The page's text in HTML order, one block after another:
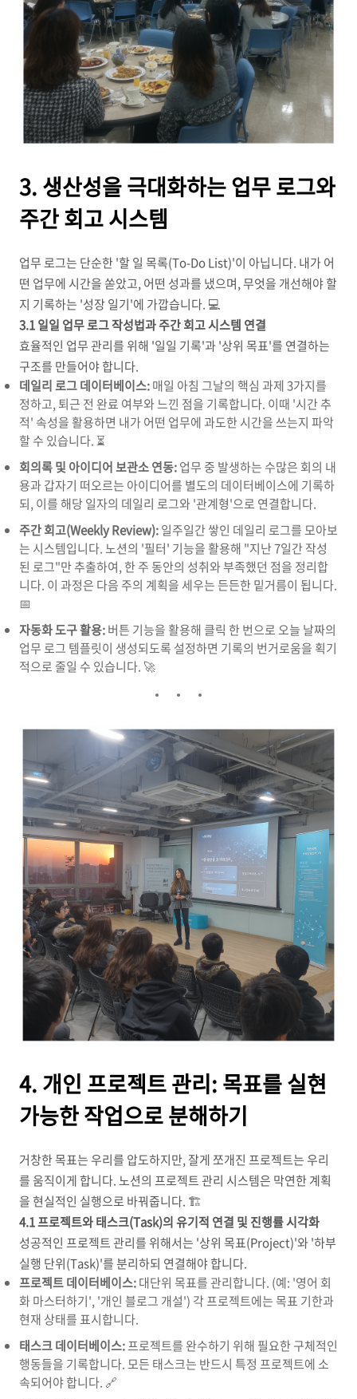
3. 생산성을 극대화하는 업무 로그와
주간 회고 시스템
업무 로그는 단순한 '할 일 목록(To-Do List)'이 아닙니다. 내가 어
떤 업무에 시간을 쏟았고, 어떤 성과를 냈으며, 무엇을 개선해야 할
지 기록하는 '성장 일기'에 가깝습니다. 💻
3.1 일일 업무 로그 작성법과 주간 회고 시스템 연결
효율적인 업무 관리를 위해 '일일 기록'과 '상위 목표'를 연결하는
구조를 만들어야 합니다.
데일리 로그 데이터베이스:매일 아침 그날의 핵심 과제 3가지를
정하고, 퇴근 전 완료 여부와 느낀 점을 기록합니다. 이때 '시간 추
적' 속성을 활용하면 내가 어떤 업무에 과도한 시간을 쓰는지 파악
할 수 있습니다. ⏳
회의록 및 아이디어 보관소 연동:업무 중 발생하는 수많은 회의 내
용과 갑자기 떠오르는 아이디어를 별도의 데이터베이스에 기록하
되, 이를 해당 일자의 데일리 로그와 '관계형'으로 연결합니다.
주간 회고(Weekly Review):일주일간 쌓인 데일리 로그를 모아보
는 시스템입니다. 노션의 '필터' 기능을 활용해 "지난 7일간 작성
된 로그"만 추출하여, 한 주 동안의 성취와 부족했던 점을 정리합
니다. 이 과정은 다음 주의 계획을 세우는 든든한 밑거름이 됩니다.
📅
자동화 도구 활용:버튼 기능을 활용해 클릭 한 번으로 오늘 날짜의
업무 로그 템플릿이 생성되도록 설정하면 기록의 번거로움을 획기
적으로 줄일 수 있습니다. 🚀
4. 개인 프로젝트 관리: 목표를 실현
가능한 작업으로 분해하기
거창한 목표는 우리를 압도하지만, 잘게 쪼개진 프로젝트는 우리
를 움직이게 합니다. 노션의 프로젝트 관리 시스템은 막연한 계획
을 현실적인 실행으로 바꿔줍니다. 🏗️
4.1 프로젝트와 태스크(Task)의 유기적 연결 및 진행률 시각화
성공적인 프로젝트 관리를 위해서는 '상위 목표(Project)'와 '하부
실행 단위(Task)'를 분리하되 연결해야 합니다.
프로젝트 데이터베이스:대단위 목표를 관리합니다. (예: '영어 회
화 마스터하기', '개인 블로그 개설') 각 프로젝트에는 목표 기한과
현재 상태를 표시합니다.
태스크 데이터베이스:프로젝트를 완수하기 위해 필요한 구체적인
행동들을 기록합니다. 모든 태스크는 반드시 특정 프로젝트에 소
속되어야 합니다. 🔗